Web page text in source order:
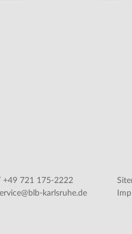
T +49 721 175-2222
karlsruhe.de